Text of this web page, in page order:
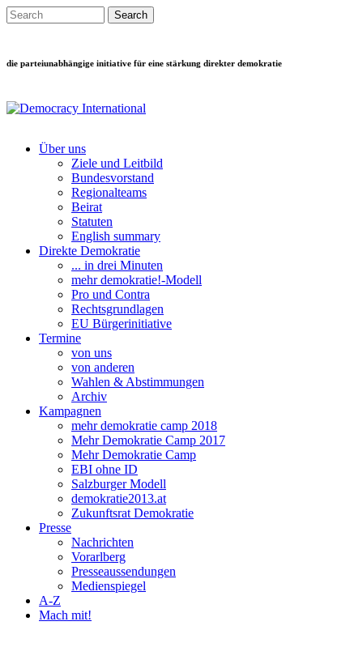
Direkt zum Inhalt
Search this site
die parteiunabhängige initiative für eine stärkung direkter demokratie
Main menu
Über uns
Ziele und Leitbild
Bundesvorstand
Regionalteams
Beirat
Statuten
English summary
Direkte Demokratie
... in drei Minuten
mehr demokratie!-Modell
Pro und Contra
Rechtsgrundlagen
EU Bürgerinitiative
Termine
von uns
von anderen
Wahlen & Abstimmungen
Archiv
Kampagnen
mehr demokratie camp 2018
Mehr Demokratie Camp 2017
Mehr Demokratie Camp
EBI ohne ID
Salzburger Modell
demokratie2013.at
Zukunftsrat Demokratie
Presse
Nachrichten
Vorarlberg
Presseaussendungen
Medienspiegel
A-Z
Mach mit!